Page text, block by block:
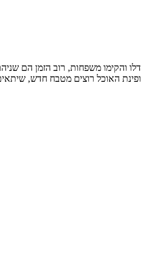
המשפחה דתית,. כל הילדים גדלו והקימו
האוכל רוצים מטבח חדש,